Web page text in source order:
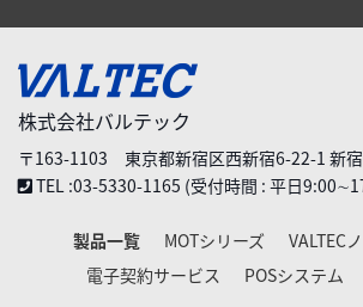
株式会社バルテック
〒163-1103 東京都新宿区西新宿6-22-1 新
TEL :03-5330-1165 (受付時間 : 平日
製品一覧 MOTシリーズ
VALTEC
電子契約サービス
POSシステム